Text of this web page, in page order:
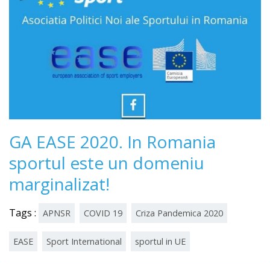
GA EASE 2020. In Romania
sportul este un domeniu
marginalizat!
Tags : APNSR COVID 19 Criza Pandemica 2020
EASE Sport International sportul in UE